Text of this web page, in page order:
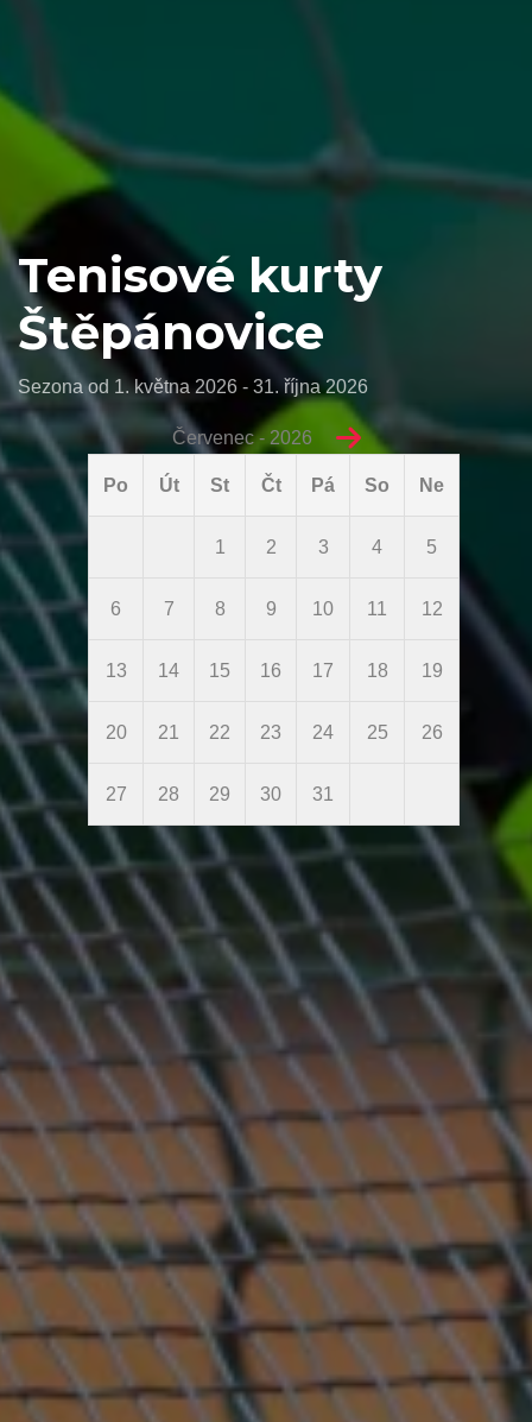
Tenisové kurty
Štěpánovice
Sezona od 1. května 2026 - 31. října 2026
Červenec - 2026
Po Út St Čt Pá So Ne
1 2 3 4 5
6 7 8 9 10 11 12
13 14 15 16 17 18 19
20 21 22 23 24 25 26
27 28 29 30 31